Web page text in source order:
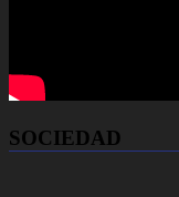
SOCIEDAD